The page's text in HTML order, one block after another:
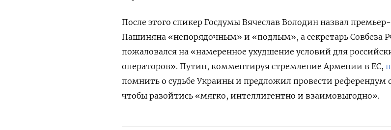
После этого спикер Госдумы Вячеслав Володин назвал
Пашиняна «непорядочным» и «подлым», а секретарь Совбеза
пожаловался на «намеренное ухудшение условий для
операторов». Путин, комментируя стремление Армении в ЕС,
помнить о судьбе Украины и предложил провести референдум
чтобы разойтись «мягко, интеллигентно и взаимовыгодно».